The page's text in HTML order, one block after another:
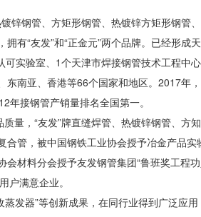
锌钢管、方矩形钢管、热镀锌方矩形钢管
“友发”和“正金元”两个品牌。已经形成天
实验室、1个天津市焊接钢管技术工程中
南亚、香港等66个国家和地区。2017年，
接钢管产销量排名全国第一。
量，“友发”牌直缝焊管、热镀锌钢管、方
合管，被中国钢铁工业协会授予冶金产品实
会材料分会授予友发钢管集团“鲁班奖工程
户满意企业。
发器”等创新成果，在同行业得到广泛应用